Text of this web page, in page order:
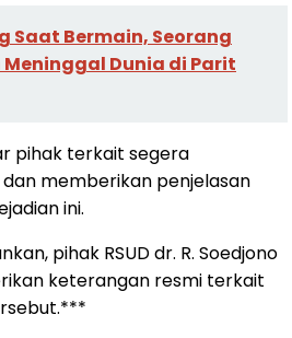
Saat Bermain, Seorang
Dunia di Parit
pihak terkait segera
memberikan penjelasan
ini.
pihak RSUD dr. R. Soedjono
keterangan resmi terkait